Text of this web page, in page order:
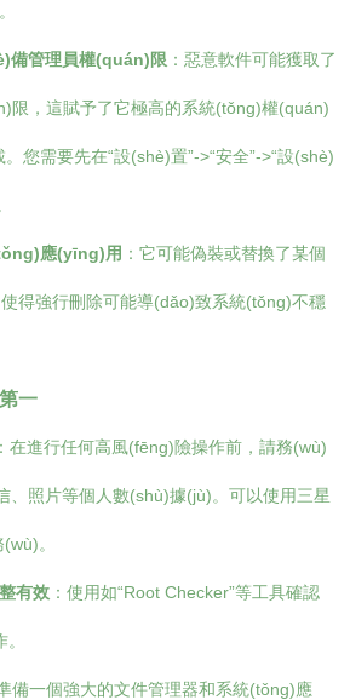
備管理員權(quán)限 ：惡意軟件可能獲取了
限，這賦予了它極高的系統(tǒng)權(quán)
您需要先在“設(shè)置”->“安全”->“設(shè)
應(yīng)用 ：它可能偽裝或替換了某個
得強行刪除可能導(dǎo)致系統(tǒng)不穩
一
：在進行任何高風(fēng)險操作前，請務(wù)
、照片等個人數(shù)據(jù)。可以使用三星
。
有效 ：使用如“Root Checker”等工具確認
備一個強大的文件管理器和系統(tǒng)應